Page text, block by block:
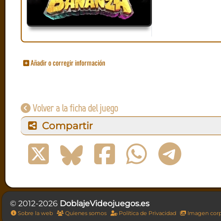
Añadir o corregir información
Volver a la ficha del juego
Compartir
© 2012-2026 DoblajeVideojuegos.es
Sobre la web Quienes somos Política de Privacidad Imagen